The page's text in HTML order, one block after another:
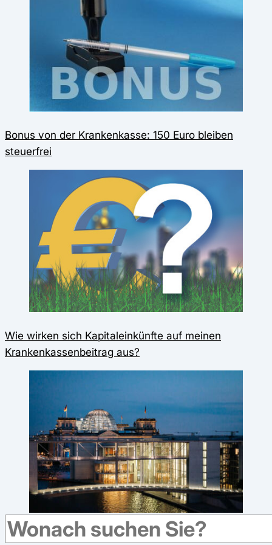
Bonus von der Krankenkasse: 150 Euro bleiben
steuerfrei
Wie wirken sich Kapitaleinkünfte auf meinen
Krankenkassenbeitrag aus?
Streit um Beitragsbemessungsgrenze: SPD will